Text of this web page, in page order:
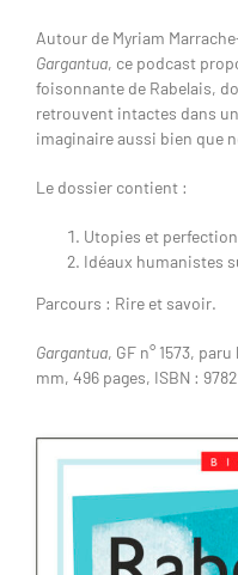
Autour de Myriam
Gargantua, ce podcast
foisonnante de Rabelais,
retrouvent intactes dans
imaginaire aussi bien que
Le dossier contient :
Utopies et
Idéaux humanistes
Parcours : Rire et savoir.
Gargantua, GF n° 1573,
mm, 496 pages, ISBN :